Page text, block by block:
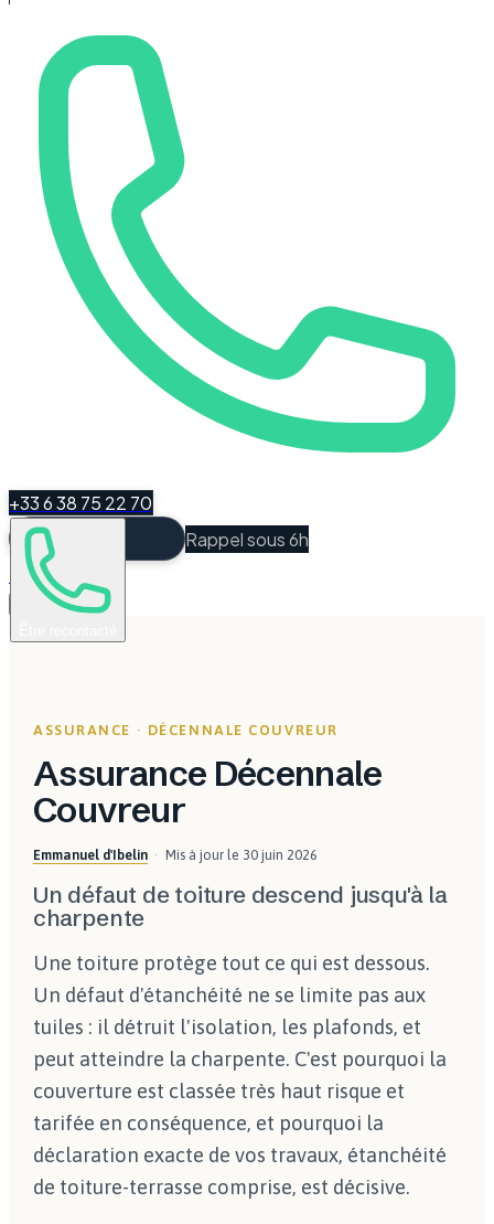
+33 6 38 75 22 70
Rappel sous 6h
Espace Client
ASSURANCE · DÉCENNALE COUVREUR
Assurance Décennale
Couvreur
Emmanuel d'Ibelin Mis à jour le 30 juin 2026
Un défaut de toiture descend jusqu'à la
charpente
Une toiture protège tout ce qui est dessous.
Un défaut d'étanchéité ne se limite pas aux
tuiles : il détruit l'isolation, les plafonds, et
peut atteindre la charpente. C'est pourquoi la
couverture est classée très haut risque et
tarifée en conséquence, et pourquoi la
déclaration exacte de vos travaux, étanchéité
de toiture-terrasse comprise, est décisive.